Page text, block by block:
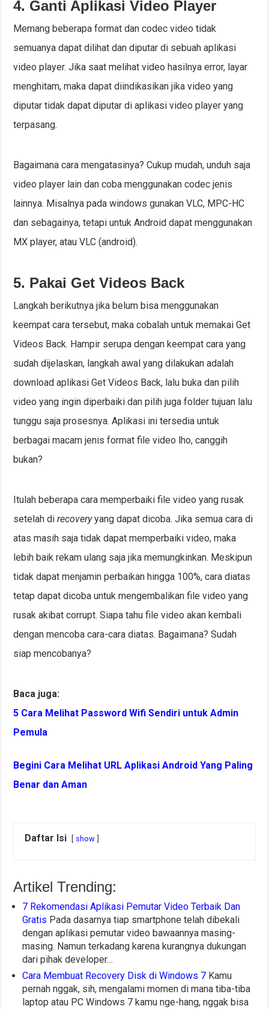
4. Ganti Aplikasi Video Player
Memang beberapa format dan codec video tidak
semuanya dapat dilihat dan diputar di sebuah aplikasi
video player. Jika saat melihat video hasilnya error, layar
menghitam, maka dapat diindikasikan jika video yang
diputar tidak dapat diputar di aplikasi video player yang
terpasang.
Bagaimana cara mengatasinya? Cukup mudah, unduh saja
video player lain dan coba menggunakan codec jenis
lainnya. Misalnya pada windows gunakan VLC, MPC-HC
dan sebagainya, tetapi untuk Android dapat menggunakan
MX player, atau VLC (android).
5. Pakai Get Videos Back
Langkah berikutnya jika belum bisa menggunakan
keempat cara tersebut, maka cobalah untuk memakai Get
Videos Back. Hampir serupa dengan keempat cara yang
sudah dijelaskan, langkah awal yang dilakukan adalah
download aplikasi Get Videos Back, lalu buka dan pilih
video yang ingin diperbaiki dan pilih juga folder tujuan lalu
tunggu saja prosesnya. Aplikasi ini tersedia untuk
berbagai macam jenis format file video lho, canggih
bukan?
Itulah beberapa cara memperbaiki file video yang rusak
setelah direcoveryyang dapat dicoba. Jika semua cara di
atas masih saja tidak dapat memperbaiki video, maka
lebih baik rekam ulang saja jika memungkinkan. Meskipun
tidak dapat menjamin perbaikan hingga 100%, cara diatas
tetap dapat dicoba untuk mengembalikan file video yang
rusak akibat corrupt. Siapa tahu file video akan kembali
dengan mencoba cara-cara diatas. Bagaimana? Sudah
siap mencobanya?
Baca juga:
5 Cara Melihat Password Wifi Sendiri untuk Admin
Pemula
Begini Cara Melihat URL Aplikasi Android Yang Paling
Benar dan Aman
Daftar Isi show
Artikel Trending:
7 Rekomendasi Aplikasi Pemutar Video Terbaik Dan
Gratis Pada dasarnya tiap smartphone telah dibekali
dengan aplikasi pemutar video bawaannya masing-
masing. Namun terkadang karena kurangnya dukungan
dari pihak developer…
Cara Membuat Recovery Disk di Windows 7 Kamu
pernah nggak, sih, mengalami momen di mana tiba-tiba
laptop atau PC Windows 7 kamu nge-hang, nggak bisa